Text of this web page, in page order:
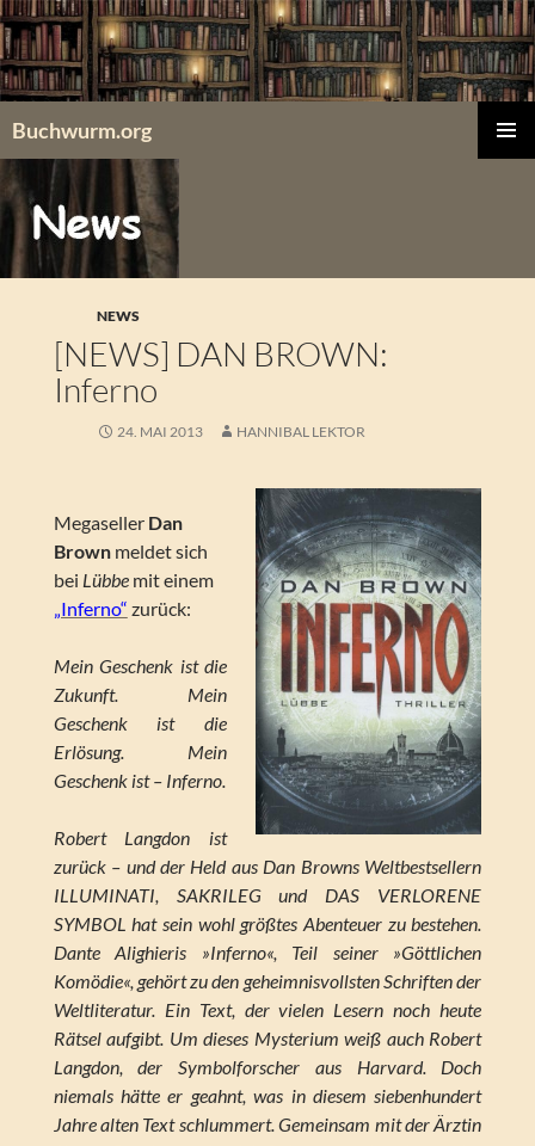
Zum
Inhalt
springen
Buchwurm.org
NEWS
[NEWS] DAN BROWN:
Inferno
24. MAI 2013 HANNIBAL LEKTOR
Megaseller Dan
Brownmeldet sich
bei Lübbemit einem
„Inferno“ zurück:
Mein Geschenk ist die
Zukunft. Mein
Geschenk ist die
Erlösung. Mein
Geschenk ist – Inferno.
Robert Langdon ist
zurück – und der Held aus Dan Browns Weltbestsellern
ILLUMINATI, SAKRILEG und DAS VERLORENE
SYMBOL hat sein wohl größtes Abenteuer zu bestehen.
Dante Alighieris »Inferno«, Teil seiner »Göttlichen
Komödie«, gehört zu den geheimnisvollsten Schriften der
Weltliteratur. Ein Text, der vielen Lesern noch heute
Rätsel aufgibt. Um dieses Mysterium weiß auch Robert
Langdon, der Symbolforscher aus Harvard. Doch
niemals hätte er geahnt, was in diesem siebenhundert
Jahre alten Text schlummert. Gemeinsam mit der Ärztin